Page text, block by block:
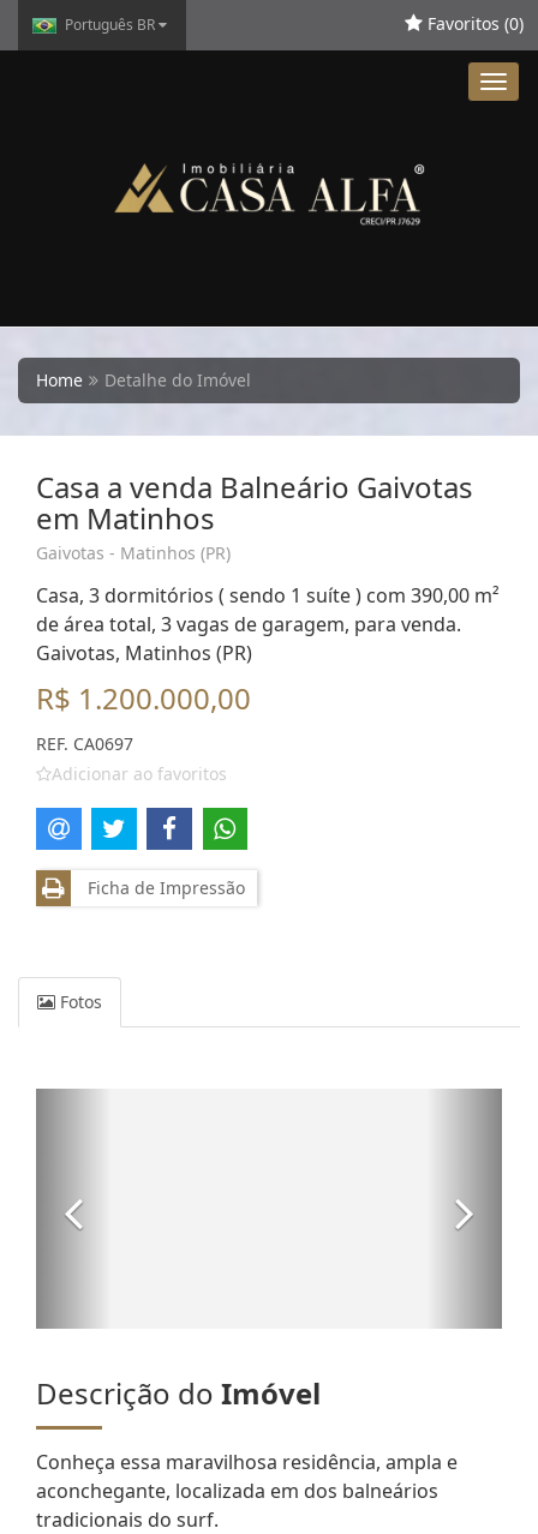
Português BR Favoritos (0)
Home Detalhe do Imóvel
Casa a venda Balneário Gaivotas
em Matinhos
Gaivotas - Matinhos (PR)
Casa, 3 dormitórios ( sendo 1 suíte ) com 390,00 m²
de área total, 3 vagas de garagem, para venda.
Gaivotas, Matinhos (PR)
R$ 1.200.000,00
REF. CA0697
Adicionar ao favoritos
Ficha de Impressão
Fotos
Descrição do Imóvel
Conheça essa maravilhosa residência, ampla e
aconchegante, localizada em dos balneários
tradicionais do surf.